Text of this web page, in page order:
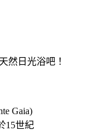
然日光浴吧！
Gaia)
15世紀